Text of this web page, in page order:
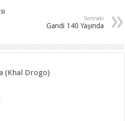
Sonraki
Gandi 140 Yaşında
(Khal Drogo)